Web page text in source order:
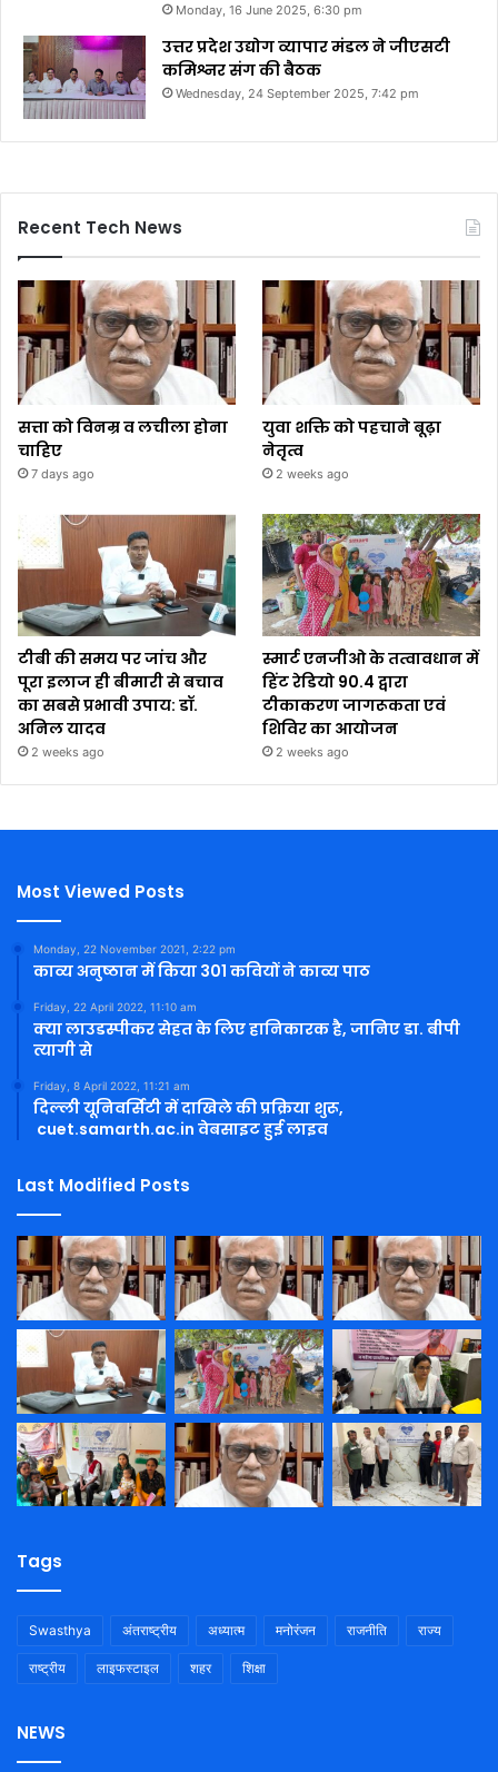
Monday, 16 June 2025, 6:30 pm
उत्तर प्रदेश उद्योग व्यापार मंडल ने जीएसटी
कमिश्नर संग की बैठक
Wednesday, 24 September 2025, 7:42 pm
Recent Tech News
सत्ता को विनम्र व लचीला होना
चाहिए
7 days ago
युवा शक्ति को पहचाने बूढ़ा
नेतृत्व
2 weeks ago
टीबी की समय पर जांच और
पूरा इलाज ही बीमारी से बचाव
का सबसे प्रभावी उपाय: डॉ.
अनिल यादव
2 weeks ago
स्मार्ट एनजीओ के तत्वावधान में
हिंट रेडियो 90.4 द्वारा
टीकाकरण जागरूकता एवं
शिविर का आयोजन
2 weeks ago
Most Viewed Posts
Monday, 22 November 2021, 2:22 pm
काव्य अनुष्ठान में किया 301 कवियों ने काव्य पाठ
Friday, 22 April 2022, 11:10 am
क्या लाउडस्पीकर सेहत के लिए हानिकारक है, जानिए डा. बीपी
त्यागी से
Friday, 8 April 2022, 11:21 am
दिल्ली यूनिवर्सिटी में दाखिले की प्रक्रिया शुरू,
cuet.samarth.ac.in वेबसाइट हुई लाइव
Last Modified Posts
Tags
Swasthya अंतराष्ट्रीय अध्यात्म मनोरंजन राजनीति राज्य
राष्ट्रीय लाइफस्टाइल शहर शिक्षा
NEWS